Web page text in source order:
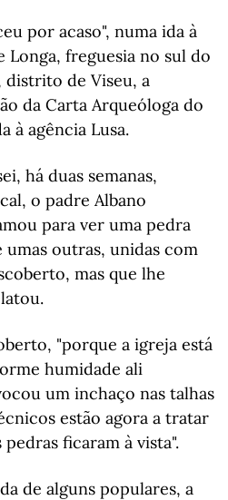
por acaso", numa ida à
Longa, freguesia no sul do
de Viseu, a
da Carta Arqueóloga do
à agência Lusa.
há duas semanas,
o padre Albano
para ver uma pedra
umas outras, unidas com
mas que lhe
"porque a igreja está
humidade ali
um inchaço nas talhas
estão agora a tratar
ficaram à vista".
de alguns populares, a